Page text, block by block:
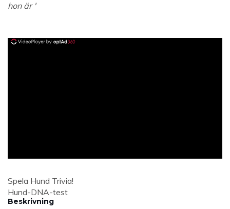
hon är '
Spela Hund Trivia!
Hund-DNA-test
Beskrivning